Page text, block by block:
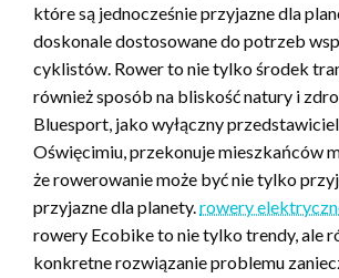
które są jednocześnie przyjazne dla
doskonale dostosowane do potrzeb
cyklistów. Rower to nie tylko środek
również sposób na bliskość natury i
Bluesport, jako wyłączny
Oświęcimiu, przekonuje mieszkańców
że rowerowanie może być nie tylko
przyjazne dla planety. rowery
rowery Ecobike to nie tylko trendy, ale
konkretne rozwiązanie problemu